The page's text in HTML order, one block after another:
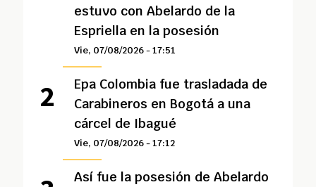
estuvo con Abelardo de la
Espriella en la posesión
Vie, 07/08/2026 - 17:51
Epa Colombia fue trasladada de
Carabineros en Bogotá a una
cárcel de Ibagué
Vie, 07/08/2026 - 17:12
Así fue la posesión de Abelardo